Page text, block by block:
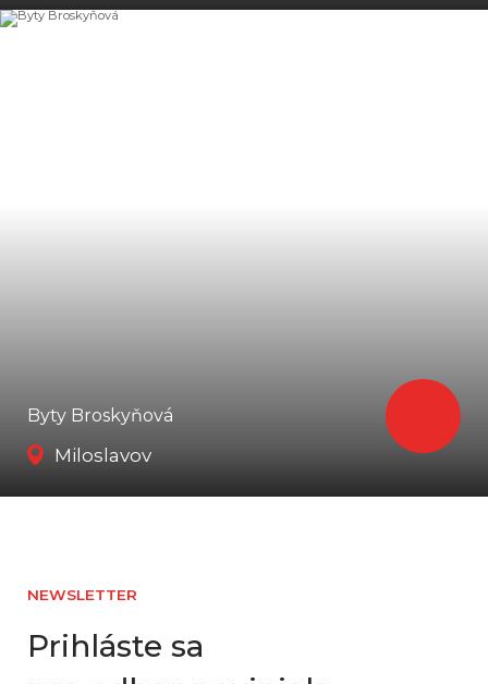
Byty Broskyňová
Miloslavov
NEWSLETTER
Prihláste sa